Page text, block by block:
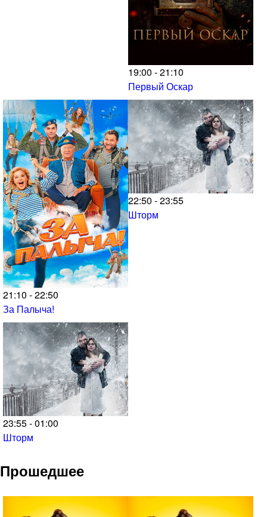
19:00 - 21:10
Первый Оскар
21:10 - 22:50
За Палыча!
22:50 - 23:55
Шторм
23:55 - 01:00
Шторм
Прошедшее